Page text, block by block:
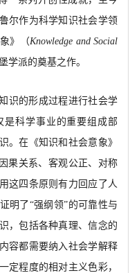
尔作为科学知识社会学领
》（Knowledge and Social
学派的奠基之作。
识的形成过程进行社会学
是科学事业的重要组成部
。在《知识和社会意象》
果关系、客观公正、对称
这四条原则有力回应了人
明了“强纲领”的可靠性与
，包括各种真理、信念的
容都需要纳入社会学解释
定程度的相对主义色彩，